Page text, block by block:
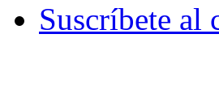
Suscríbete al